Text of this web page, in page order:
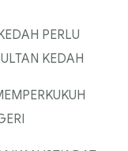
PERLU
KEDAH